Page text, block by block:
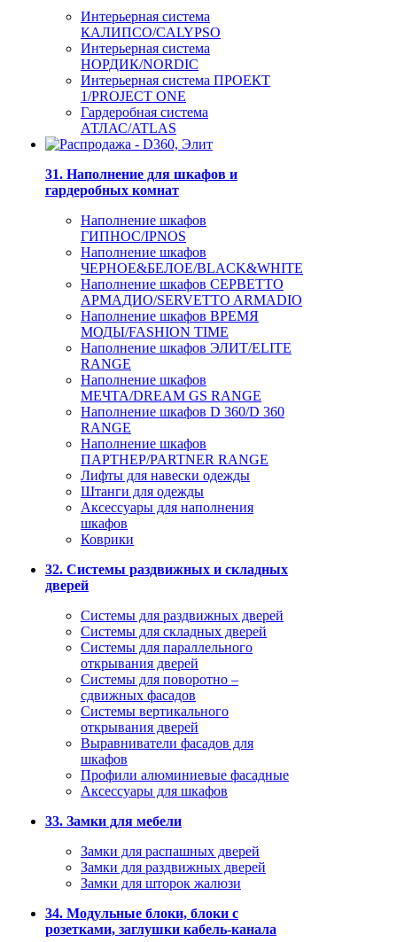
Интерьерная система
КАЛИПСО/CALYPSO
Интерьерная система
НОРДИК/NORDIC
Интерьерная система ПРОЕКТ
1/PROJECT ONE
Гардеробная система
АТЛАС/ATLAS
31. Наполнение для шкафов и
гардеробных комнат
Наполнение шкафов
ГИПНОС/IPNOS
Наполнение шкафов
ЧЕРНОЕ&БЕЛОЕ/BLACK&WHITE
Наполнение шкафов СЕРВЕТТО
АРМАДИО/SERVETTO ARMADIO
Наполнение шкафов ВРЕМЯ
МОДЫ/FASHION TIME
Наполнение шкафов ЭЛИТ/ELITE
RANGE
Наполнение шкафов
МЕЧТА/DREAM GS RANGE
Наполнение шкафов D 360/D 360
RANGE
Наполнение шкафов
ПАРТНЕР/PARTNER RANGE
Лифты для навески одежды
Штанги для одежды
Аксессуары для наполнения
шкафов
Коврики
32. Системы раздвижных и складных
дверей
Системы для раздвижных дверей
Системы для складных дверей
Системы для параллельного
открывания дверей
Системы для поворотно –
сдвижных фасадов
Системы вертикального
открывания дверей
Выравниватели фасадов для
шкафов
Профили алюминиевые фасадные
Аксессуары для шкафов
33. Замки для мебели
Замки для распашных дверей
Замки для раздвижных дверей
Замки для шторок жалюзи
34. Модульные блоки, блоки с
розетками, заглушки кабель-канала